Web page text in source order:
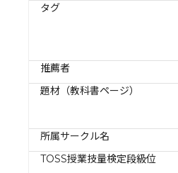
タグ
推薦者
題材（教科書ページ）
所属サークル名
TOSS授業技量検定段級位